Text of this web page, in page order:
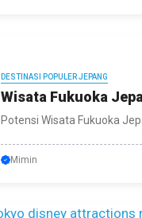
DESTINASI POPULER JEPANG
Wisata Fukuoka
Potensi Wisata Fukuoka
Mimin